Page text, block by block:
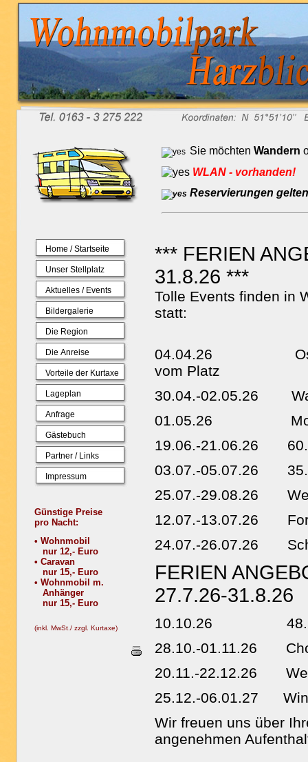
Sie möchten Wandern
WLAN - vorhanden!
Reservierungen
Home / Startseite
Unser Stellplatz
Aktuelles / Events
Bildergalerie
Die Region
Die Anreise
Vorteile der Kurtaxe
Lageplan
Anfrage
Gästebuch
Partner / Links
Impressum
Günstige Preise
pro Nacht:
• Wohnmobil
nur 12,- Euro
• Caravan
nur 15,- Euro
• Wohnmobil m.
Anhänger
nur 15,- Euro
(inkl. MwSt./ zzgl. Kurtaxe)
*** FERIEN
31.8.26 ***
Tolle Events finden in
statt:
04.04.26
vom Platz
30.04.-02.05.26
01.05.26
19.06.-21.06.26 60.
03.07.-05.07.26 35.
25.07.-29.08.26
12.07.-13.07.26
24.07.-26.07.26
FERIEN
27.7.26-31.8.26
10.10.26 48.
28.10.-01.11.26
20.11.-22.12.26
25.12.-06.01.27
Wir freuen uns über
angenehmen